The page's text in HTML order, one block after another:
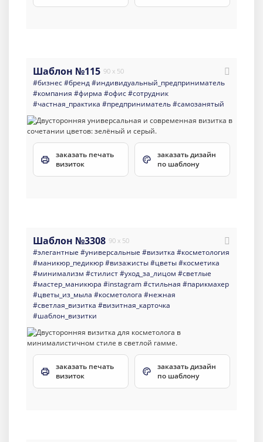
Шаблон №115 90 x 50
#бизнес#бренд#индивидуальный_предприниматель
#компания #фирма #офис#сотрудник
#частная_практика #предприниматель#самозанятый
заказать печать
визиток
заказать дизайн
по шаблону
Шаблон №3308 90 x 50
#элегантные #универсальные #визитка #косметология
#маникюр_педикюр#визажисты#цветы#косметика
#минимализм #стилист#уход_за_лицом #светлые
#мастер_маникюра #instagram#стильная #парикмахер
#цветы_из_мыла #косметолога #нежная
#светлая_визитка #визитная_карточка
#шаблон_визитки
заказать печать
визиток
заказать дизайн
по шаблону